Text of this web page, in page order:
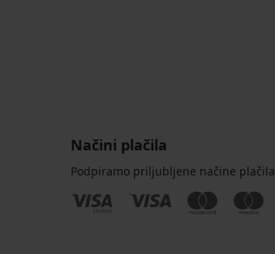
Načini plačila
Podpiramo priljubljene načine plačila